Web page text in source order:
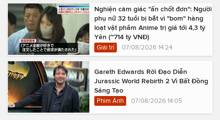
Nghiện cảm giác "ấn chốt đơn": Người
phụ nữ 32 tuổi bị bắt vì "bom" hàng
loạt vật phẩm Anime trị giá tới 4,3 tỷ
Yên (~714 tỷ VNĐ)
Giải trí 07/08/2026 14:24
Gareth Edwards Rời Đạo Diễn
Jurassic World Rebirth 2 Vì Bất Đồng
Sáng Tạo
Phim Ảnh 07/08/2026 14:05